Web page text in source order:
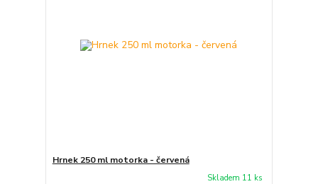
Hrnek 250 ml motorka - červená
Skladem 11 ks